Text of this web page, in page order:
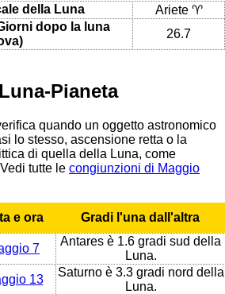
della Luna
Ariete ♈
dopo la luna
26.7
Pianeta
quando un oggetto astronomico
lo stesso, ascensione retta o la
di quella della Luna, come
tutte le congiunzioni di Maggio
e ora Gradi l'una dall'altra
7
Antares è 1.6 gradi sud della
Luna.
13
Saturno è 3.3 gradi nord della
Luna.